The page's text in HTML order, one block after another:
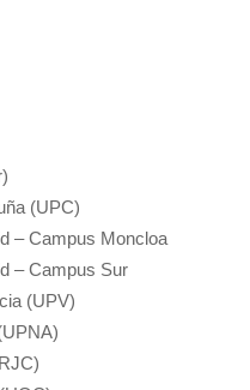
(UPC)
– Campus Moncloa
– Campus Sur
(UPV)